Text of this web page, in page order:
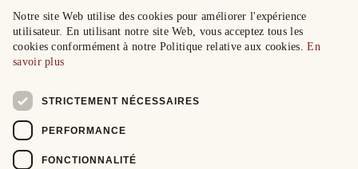
Notre site Web utilise des cookies pour améliorer l'expérience
utilisateur. En utilisant notre site Web, vous acceptez tous les
cookies conformément à notre Politique relative aux cookies.En
savoir plus
STRICTEMENT NÉCESSAIRES
PERFORMANCE
FONCTIONNALITÉ